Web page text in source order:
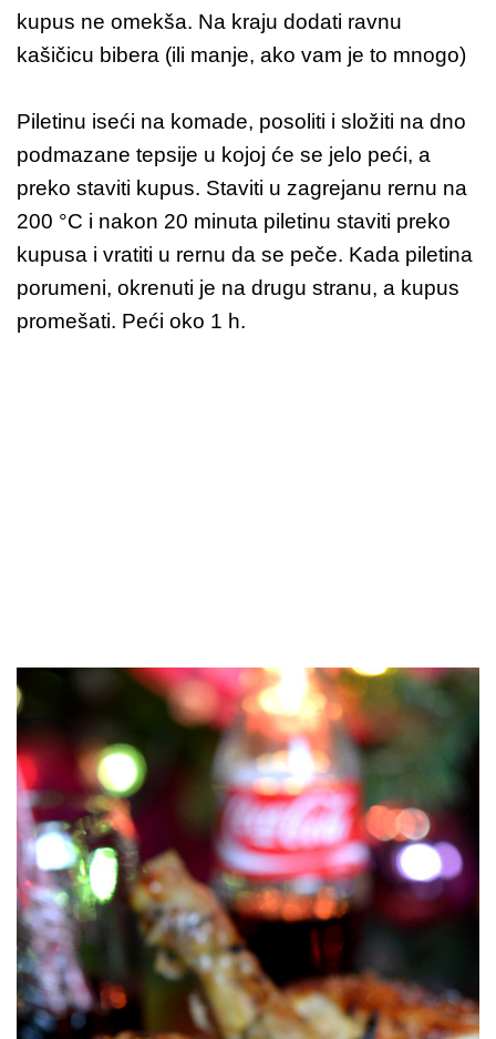
kupus ne omekša. Na kraju dodati ravnu
kašičicu bibera (ili manje, ako vam je to mnogo)
Piletinu iseći na komade, posoliti i složiti na dno
podmazane tepsije u kojoj će se jelo peći, a
preko staviti kupus. Staviti u zagrejanu rernu na
200 °C i nakon 20 minuta piletinu staviti preko
kupusa i vratiti u rernu da se peče. Kada piletina
porumeni, okrenuti je na drugu stranu, a kupus
promešati. Peći oko 1 h.